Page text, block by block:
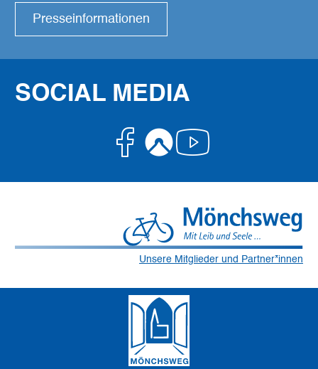
Presseinformationen
SOCIAL MEDIA
Facebook
Komoot
Youtube
Unsere Mitglieder und Partner*innen